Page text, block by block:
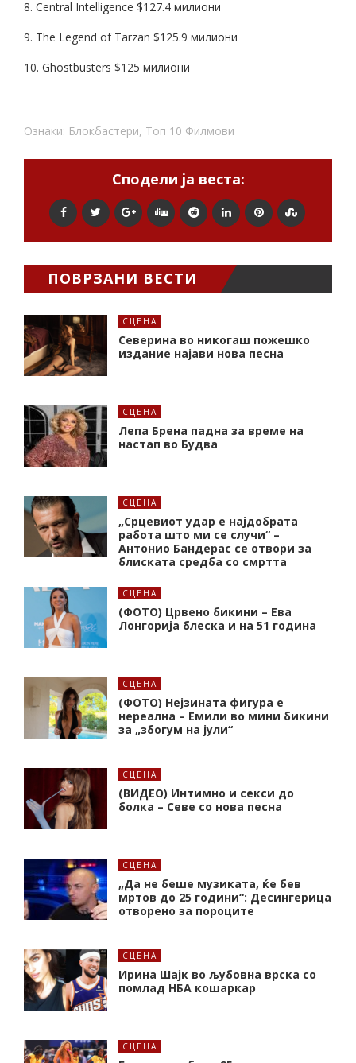
8. Central Intelligence $127.4 милиони
9. The Legend of Tarzan $125.9 милиони
10. Ghostbusters $125 милиони
Ознаки: Блокбастери, Топ 10 Филмови
Сподели ја веста:
ПОВРЗАНИ ВЕСТИ
СЦЕНА
Северина во никогаш пожешко
издание најави нова песна
СЦЕНА
Лепа Брена падна за време на
настап во Будва
СЦЕНА
„Срцевиот удар е најдобрата
работа што ми се случи“ –
Антонио Бандерас се отвори за
блиската средба со смртта
СЦЕНА
(ФОТО) Црвено бикини – Ева
Лонгорија блеска и на 51 година
СЦЕНА
(ФОТО) Нејзината фигура е
нереална – Емили во мини бикини
за „збогум на јули“
СЦЕНА
(ВИДЕО) Интимно и секси до
болка – Севе со нова песна
СЦЕНА
„Да не беше музиката, ќе бев
мртов до 25 години“: Десингерица
отворено за пороците
СЦЕНА
Ирина Шајк во љубовна врска со
помлад НБА кошаркар
СЦЕНА